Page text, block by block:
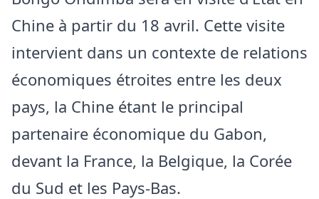
Chine à partir du 18 avril. Cette visite
intervient dans un contexte de relations
économiques étroites entre les deux
pays, la Chine étant le principal
partenaire économique du Gabon,
devant la France, la Belgique, la Corée
du Sud et les Pays-Bas.